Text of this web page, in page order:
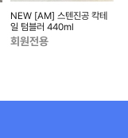
NEW [AM] 스텐진공 칵테
일 텀블러 440ml
회원전용